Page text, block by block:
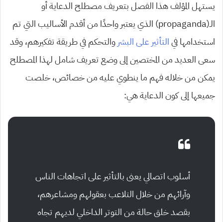
يستهل المؤلف هذا الفصل بتعريف مصطلح الدعاية أو
الـ(propaganda) الذي يعتبر واحدًا من أقدم الأساليب التي تم
استخدامها فيالتأثير على البشر والتحكم في طريقة تفكيرهم، وقد
سعى العديد من المختصين إلى وضع تعريف شامل لهذا المصطلح
يمكن من خلاله فهم ما ينطوي عليه من خصائص، خلصت
جميعها إلى كون الدعاية هي:
أسلوب اتصالي يعنى بالتأثير على اتجاهات الناس
وآرائهم من خلال التلاعب بعقولهم ومشاعرهم،
بقصد خلق حالة من التوتر الداخلي لديهم تجاه